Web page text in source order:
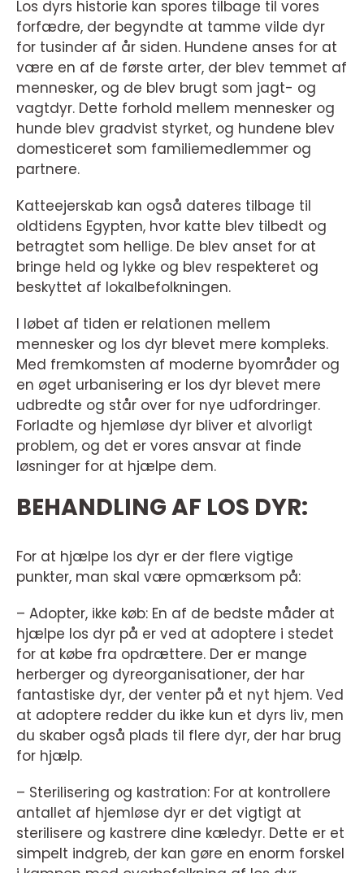
Los dyrs historie kan spores tilbage til vores
forfædre, der begyndte at tamme vilde dyr
for tusinder af år siden. Hundene anses for at
være en af de første arter, der blev temmet af
mennesker, og de blev brugt som jagt- og
vagtdyr. Dette forhold mellem mennesker og
hunde blev gradvist styrket, og hundene blev
domesticeret som familiemedlemmer og
partnere.
Katteejerskab kan også dateres tilbage til
oldtidens Egypten, hvor katte blev tilbedt og
betragtet som hellige. De blev anset for at
bringe held og lykke og blev respekteret og
beskyttet af lokalbefolkningen.
I løbet af tiden er relationen mellem
mennesker og los dyr blevet mere kompleks.
Med fremkomsten af moderne byområder og
en øget urbanisering er los dyr blevet mere
udbredte og står over for nye udfordringer.
Forladte og hjemløse dyr bliver et alvorligt
problem, og det er vores ansvar at finde
løsninger for at hjælpe dem.
BEHANDLING AF LOS DYR:
For at hjælpe los dyr er der flere vigtige
punkter, man skal være opmærksom på:
– Adopter, ikke køb: En af de bedste måder at
hjælpe los dyr på er ved at adoptere i stedet
for at købe fra opdrættere. Der er mange
herberger og dyreorganisationer, der har
fantastiske dyr, der venter på et nyt hjem. Ved
at adoptere redder du ikke kun et dyrs liv, men
du skaber også plads til flere dyr, der har brug
for hjælp.
– Sterilisering og kastration: For at kontrollere
antallet af hjemløse dyr er det vigtigt at
sterilisere og kastrere dine kæledyr. Dette er et
simpelt indgreb, der kan gøre en enorm forskel